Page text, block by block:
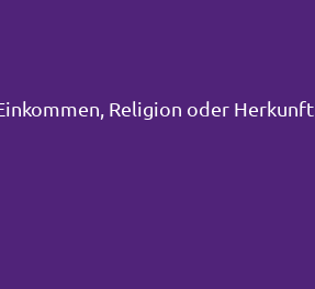
Religion oder Herkunft.